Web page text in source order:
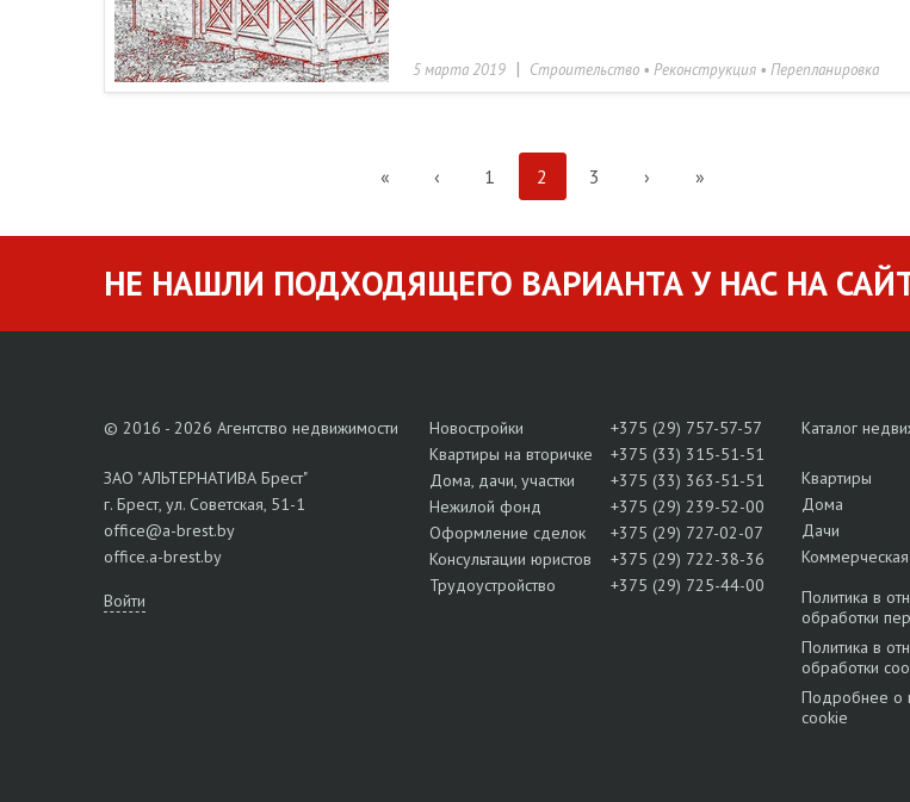
5 марта 2019 | Строительство • Реконструкция • Перепланировка
« ‹ 1 2 3 › »
НЕ НАШЛИ ПОДХОДЯЩЕГО ВАРИАНТА У НАС НА
© 2016 - 2026 Агентство недвижимости
ЗАО "АЛЬТЕРНАТИВА Брест"
г. Брест, ул. Советская, 51-1
office@a-brest.by
office.a-brest.by
Войти
Новостройки
+375 (29) 757-57-57
Квартиры на вторичке
+375 (33) 315-51-51
Дома, дачи, участки
+375 (33) 363-51-51
Нежилой фонд
+375 (29) 239-52-00
Оформление сделок
+375 (29) 727-02-07
Консультации юристов
+375 (29) 722-38-36
Трудоустройство
+375 (29) 725-44-00
Каталог
Квартиры
Дома
Дачи
Коммерческая
Политика в
обработки
Политика в
обработки
Подробнее о
cookie